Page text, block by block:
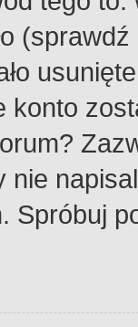
konto
nie
Spróbuj